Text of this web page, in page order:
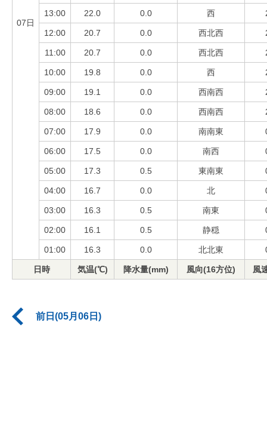
07日
13:00 22.0 0.0 西
12:00 20.7 0.0 西北西
11:00 20.7 0.0 西北西
10:00 19.8 0.0 西
09:00 19.1 0.0 西南西
08:00 18.6 0.0 西南西
07:00 17.9 0.0 南南東
06:00 17.5 0.0 南西
05:00 17.3 0.5 東南東
04:00 16.7 0.0 北
03:00 16.3 0.5 南東
02:00 16.1 0.5 静穏
01:00 16.3 0.0 北北東
日時 気温(℃) 降水量(mm) 風向(16方位) 風
前日(05月06日)